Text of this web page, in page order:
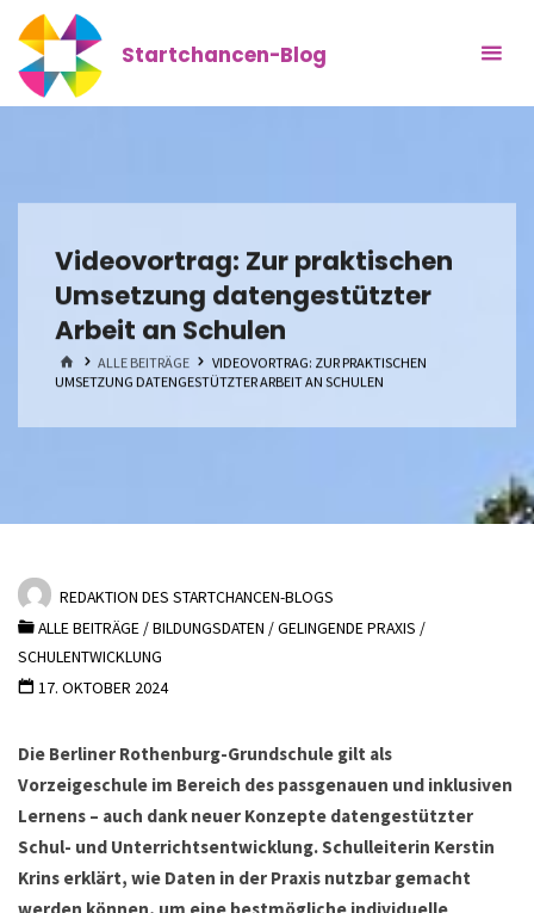
Zum
Inhalt
springen
Startchancen-Blog
Videovortrag: Zur praktischen
Umsetzung datengestützter
Arbeit an Schulen
STARTALLE BEITRÄGE
VIDEOVORTRAG: ZUR PRAKTISCHEN
UMSETZUNG DATENGESTÜTZTER ARBEIT AN SCHULEN
REDAKTION DES STARTCHANCEN-BLOGS
ALLE BEITRÄGE/BILDUNGSDATEN /GELINGENDE PRAXIS /
SCHULENTWICKLUNG
17. OKTOBER 2024
Die Berliner Rothenburg-Grundschule gilt als
Vorzeigeschule im Bereich des passgenauen und inklusiven
Lernens – auch dank neuer Konzepte datengestützter
Schul- und Unterrichtsentwicklung. Schulleiterin Kerstin
Krins erklärt, wie Daten in der Praxis nutzbar gemacht